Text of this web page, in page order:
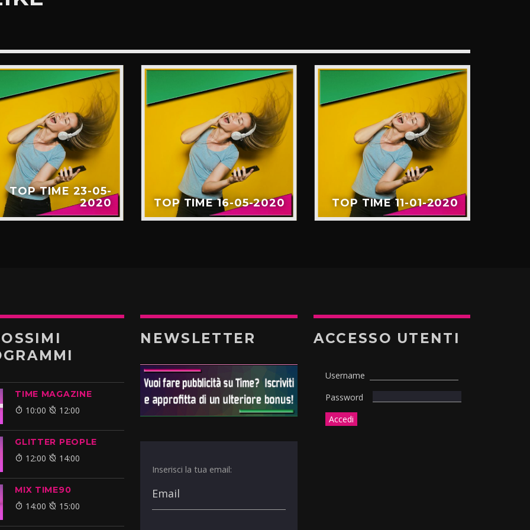
TOP TIME 23-05-
2020
TOP TIME 16-05-2020 TOP TIME 11-01-2020
TIME MAGAZINE
10:00 12:00
GLITTER PEOPLE
12:00 14:00
MIX TIME90
14:00 15:00
NEWSLETTER
Inserisci la tua email:
ACCESSO UTENTI
Username
Password